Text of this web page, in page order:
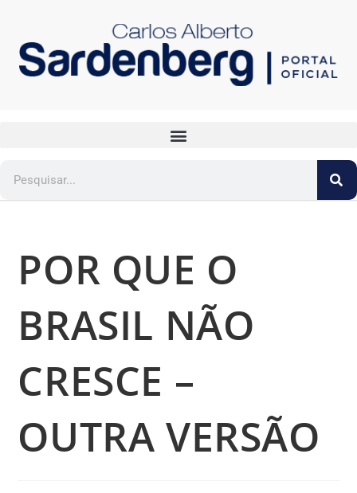
POR QUE O
BRASIL NÃO
CRESCE –
OUTRA VERSÃO